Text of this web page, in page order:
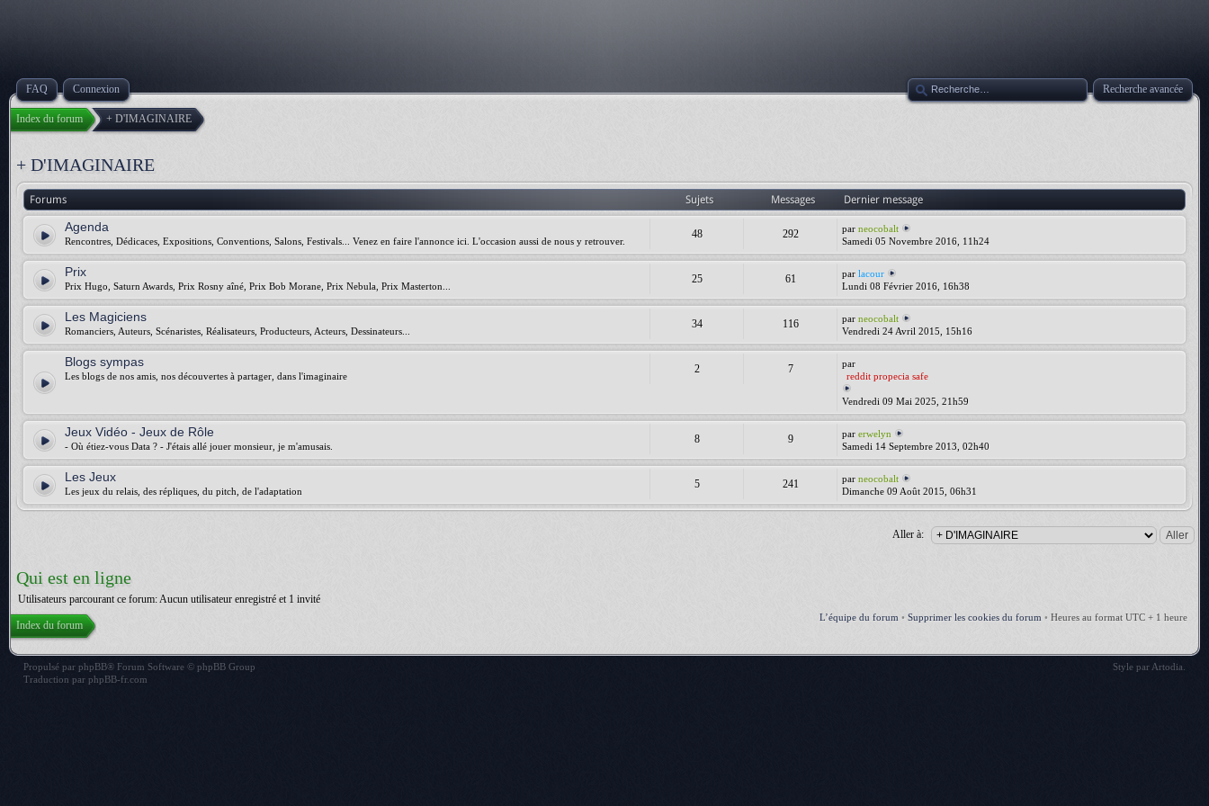
FAQ Connexion Recherche avancée
Index du forum + D'IMAGINAIRE
+ D'IMAGINAIRE
Forums Sujets Messages Dernier message
Agenda
Rencontres, Dédicaces, Expositions, Conventions, Salons, Festivals... Venez en faire l'annonce ici. L'occasion aussi de nous y retrouver.
48 292 parneocobalt
Samedi 05 Novembre 2016, 11h24
Prix
Prix Hugo, Saturn Awards, Prix Rosny aîné, Prix Bob Morane, Prix Nebula, Prix Masterton...
25 61 parlacour
Lundi 08 Février 2016, 16h38
Les Magiciens
Romanciers, Auteurs, Scénaristes, Réalisateurs, Producteurs, Acteurs, Dessinateurs...
34 116 parneocobalt
Vendredi 24 Avril 2015, 15h16
Blogs sympas
Les blogs de nos amis, nos découvertes à partager, dans l'imaginaire
2 7
par
reddit propecia safe
Vendredi 09 Mai 2025, 21h59
Jeux Vidéo - Jeux de Rôle
- Où étiez-vous Data ? - J'étais allé jouer monsieur, je m'amusais.
8 9 parerwelyn
Samedi 14 Septembre 2013, 02h40
Les Jeux
Les jeux du relais, des répliques, du pitch, de l'adaptation
5 241 parneocobalt
Dimanche 09 Août 2015, 06h31
Aller à:
Qui est en ligne
Utilisateurs parcourant ce forum: Aucun utilisateur enregistré et 1 invité
L’équipe du forum • Supprimer les cookies du forum • Heures au format UTC + 1 heure
Index du forum
Propulsé par phpBB® Forum Software © phpBB Group
Traduction par phpBB-fr.com
Style par Artodia